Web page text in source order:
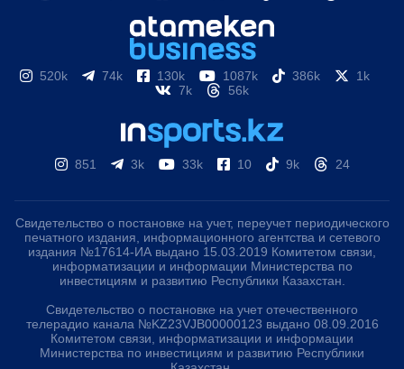
520k 74k 130k 1087k 386k
1k
7k
56k
851 3k 33k 10 9k 24
Свидетельство о постановке на учет, переучет периодического
печатного издания, информационного агентства и сетевого
издания №17614-ИА выдано 15.03.2019 Комитетом связи,
информатизации и информации Министерства по
инвестициям и развитию Республики Казахстан.
Свидетельство о постановке на учет отечественного
телерадио канала №KZ23VJB00000123 выдано 08.09.2016
Комитетом связи, информатизации и информации
Министерства по инвестициям и развитию Республики